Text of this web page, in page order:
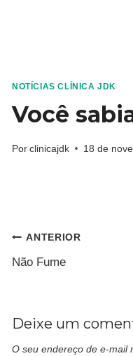
NOTÍCIAS CLÍNICA JDK
Você
Por clinicajdk 18 de
ANTERIOR
Não Fume
Deixe um
O seu endereço de e-mail